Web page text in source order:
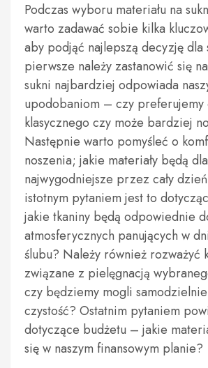
Podczas wyboru materiału na
warto zadawać sobie kilka
aby podjąć najlepszą decyzję dla
pierwsze należy zastanowić się
sukni najbardziej odpowiada
upodobaniom – czy preferujemy
klasycznego czy może bardziej
Następnie warto pomyśleć o
noszenia; jakie materiały będą
najwygodniejsze przez cały
istotnym pytaniem jest to
jakie tkaniny będą odpowiednie
atmosferycznych panujących w
ślubu? Należy również rozważyć
związane z pielęgnacją
czy będziemy mogli
czystość? Ostatnim pytaniem
dotyczące budżetu – jakie
się w naszym finansowym planie?